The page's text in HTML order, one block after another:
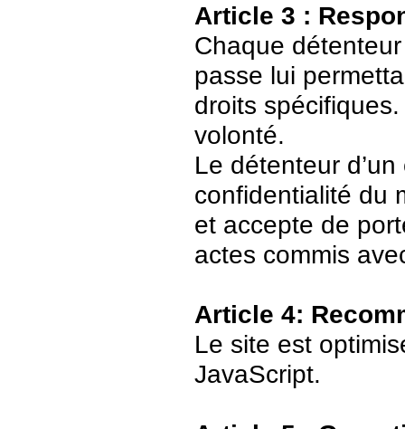
Article 3 :
Chaque
passe lui
droits
volonté.
Le détenteur
confidentialité du
et accepte de
actes commis
Article 4:
Le site est
JavaScript.